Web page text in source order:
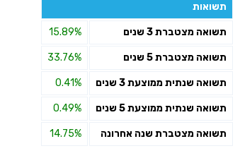
תשואות
תשואה מצטברת 3 שנים 15.89%
תשואה מצטברת 5 שנים 33.76%
תשואה שנתית ממוצעת 3 שנים 0.41%
תשואה שנתית ממוצעת 5 שנים 0.49%
תשואה מצטברת שנה אחרונה 14.75%